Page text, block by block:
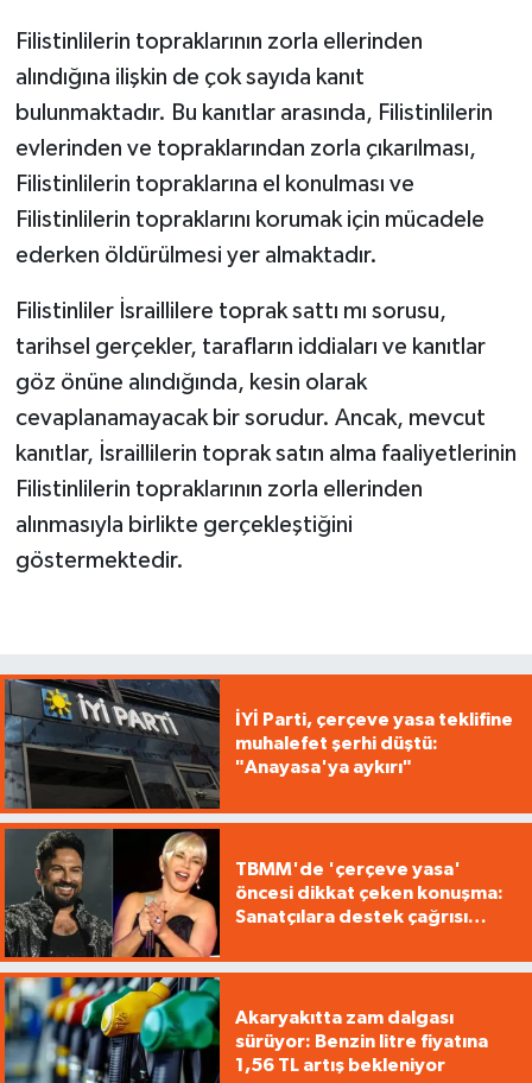
Filistinlilerin topraklarının zorla ellerinden
alındığına ilişkin de çok sayıda kanıt
bulunmaktadır. Bu kanıtlar arasında, Filistinlilerin
evlerinden ve topraklarından zorla çıkarılması,
Filistinlilerin topraklarına el konulması ve
Filistinlilerin topraklarını korumak için mücadele
ederken öldürülmesi yer almaktadır.
Filistinliler İsraillilere toprak sattı mı sorusu,
tarihsel gerçekler, tarafların iddiaları ve kanıtlar
göz önüne alındığında, kesin olarak
cevaplanamayacak bir sorudur. Ancak, mevcut
kanıtlar, İsraillilerin toprak satın alma faaliyetlerinin
Filistinlilerin topraklarının zorla ellerinden
alınmasıyla birlikte gerçekleştiğini
göstermektedir.
İYİ Parti, çerçeve yasa teklifine
muhalefet şerhi düştü:
"Anayasa'ya aykırı"
TBMM'de 'çerçeve yasa'
öncesi dikkat çeken konuşma:
Sanatçılara destek çağrısı
Akaryakıtta zam dalgası
sürüyor: Benzin litre fiyatına
1,56 TL artış bekleniyor